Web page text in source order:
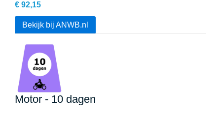
€ 92,15
Bekijk bij ANWB.nl
Motor - 10 dagen